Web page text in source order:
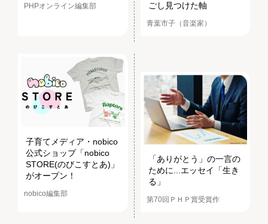
PHPオンライン編集部
ごし見つけた軸
青葉市子（音楽家）
子育てメディア・nobico
公式ショップ「nobico
STORE(のびこすとあ)」
がオープン！
nobico編集部
「ありがとう」の一言の
ために...エッセイ「生き
る」
第70回ＰＨＰ賞受賞作